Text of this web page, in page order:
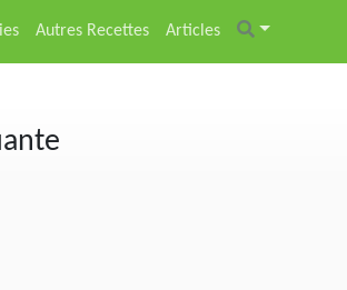
Autres Recettes Articles